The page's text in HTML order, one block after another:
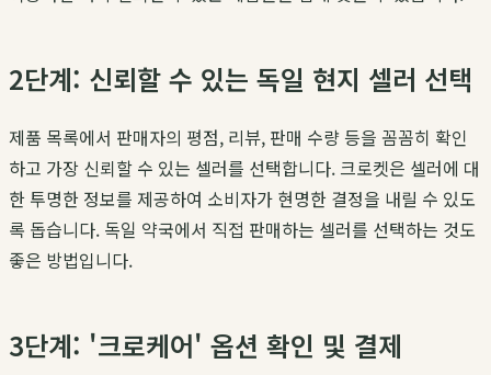
2단계: 신뢰할 수 있는 독일 현지 셀러 선택
제품 목록에서 판매자의 평점, 리뷰, 판매 수량 등을 꼼꼼히 확인
하고 가장 신뢰할 수 있는 셀러를 선택합니다. 크로켓은 셀러에 대
한 투명한 정보를 제공하여 소비자가 현명한 결정을 내릴 수 있도
록 돕습니다. 독일 약국에서 직접 판매하는 셀러를 선택하는 것도
좋은 방법입니다.
3단계: '크로케어' 옵션 확인 및 결제